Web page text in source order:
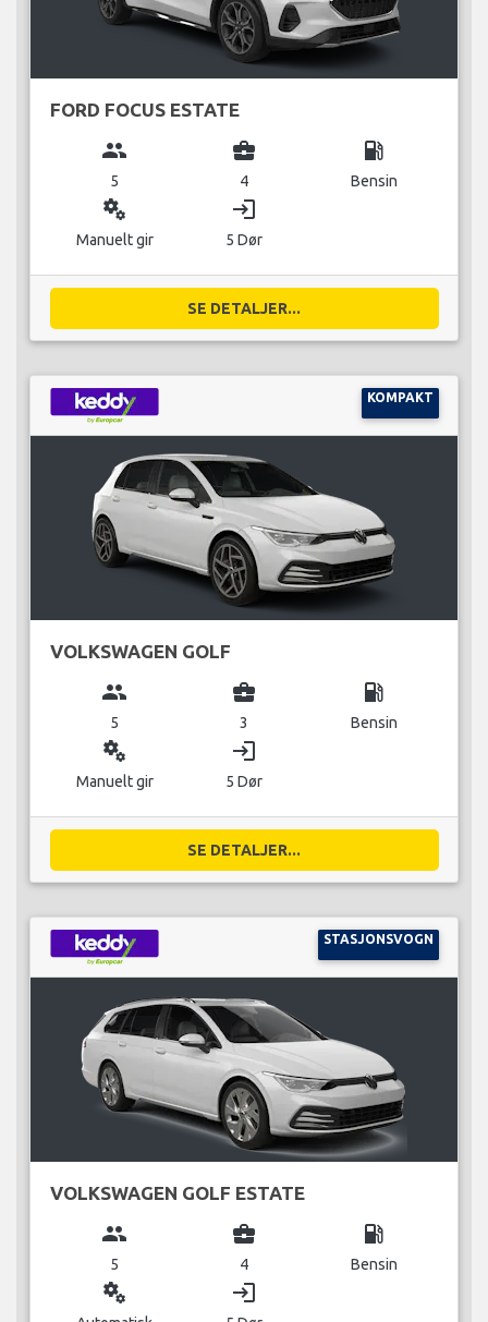
FORD FOCUS ESTATE
group
5
business_center
4
local_gas_station
Bensin
miscellaneous_services
Manuelt gir
login
5 Dør
SE DETALJER...
KOMPAKT
VOLKSWAGEN GOLF
group
5
business_center
3
local_gas_station
Bensin
miscellaneous_services
Manuelt gir
login
5 Dør
SE DETALJER...
STASJONSVOGN
VOLKSWAGEN GOLF ESTATE
group
5
business_center
4
local_gas_station
Bensin
miscellaneous_services login